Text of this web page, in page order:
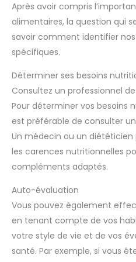
fabriqués selon les normes de
Fabrication (BPF). Enfin, ces
micro-comprimés multi
vitamines et minéraux ont un
goût de menthe poivrée. À
propos de Weightworld - Née
développe depuis 2006 et
présente une large gamme de
vitamines et de minéraux.
Maintenant distribuée dans
l’accent sur le développement
même passion et la même
philosophie, sans jamais
perdre son souci du détail.
Après avoir compris
alimentaires, la question qui
savoir comment identifier
spécifiques.
Déterminer ses besoins
Consultez un professionnel
Pour déterminer vos besoins
est préférable de consulter
Un médecin ou un
les carences nutritionnelles
compléments adaptés.
Auto-évaluation
Vous pouvez également
en tenant compte de vos
votre style de vie et de vos
santé. Par exemple, si vous